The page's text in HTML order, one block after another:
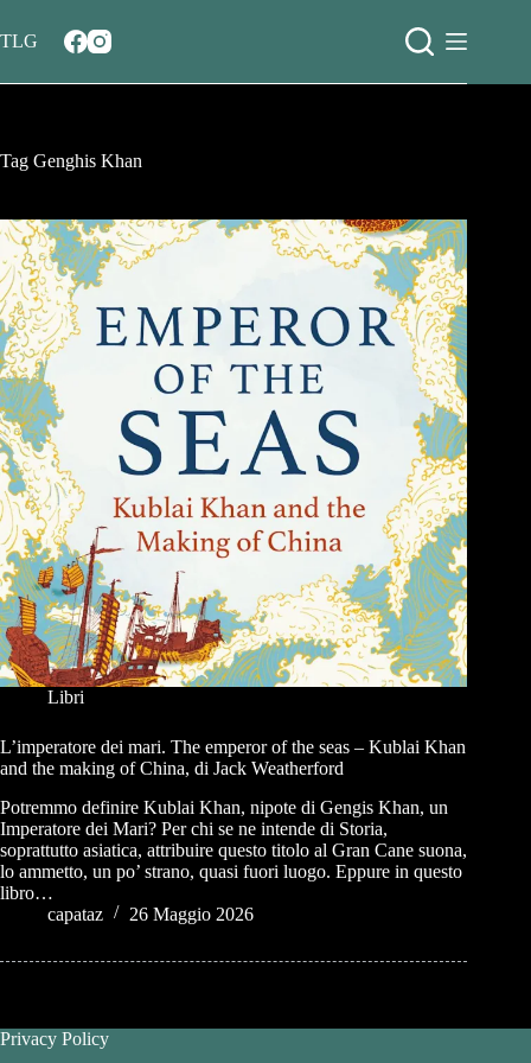
al
contenuto
TLG
Tag Genghis Khan
Libri
L’imperatore dei mari. The emperor of the seas – Kublai Khan
and the making of China, di Jack Weatherford
Potremmo definire Kublai Khan, nipote di Gengis Khan, un
Imperatore dei Mari? Per chi se ne intende di Storia,
soprattutto asiatica, attribuire questo titolo al Gran Cane suona,
lo ammetto, un po’ strano, quasi fuori luogo. Eppure in questo
libro…
capataz
26 Maggio 2026
Privacy Policy